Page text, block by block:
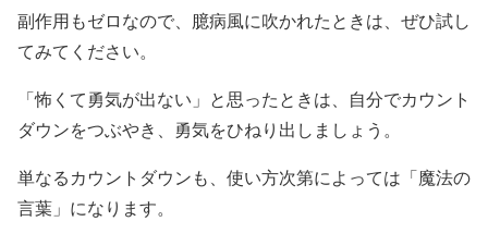
副作用もゼロなので、臆病風に吹かれたときは、ぜひ試し
てみてください。
「怖くて勇気が出ない」と思ったときは、自分でカウント
ダウンをつぶやき、勇気をひねり出しましょう。
単なるカウントダウンも、使い方次第によっては「魔法の
言葉」になります。